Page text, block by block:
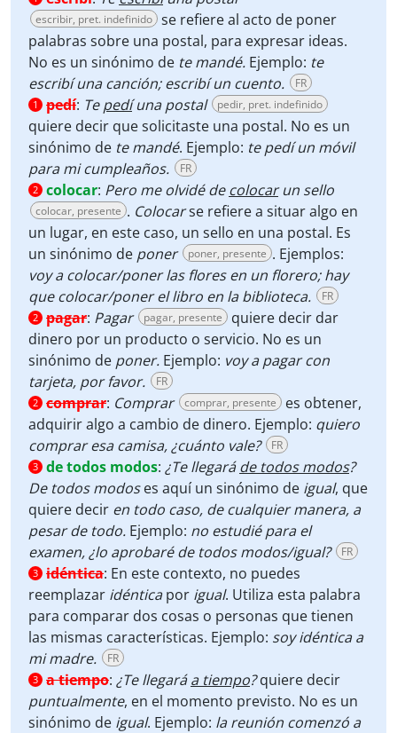
escribir, pret. indefinido se refiere al acto de poner
palabras sobre una postal, para expresar ideas.
No es un sinónimo de te mandé. Ejemplo: te
escribí una canción; escribí un cuento.
FR
1 pedí: Tepedíuna postal pedir, pret. indefinido
quiere decir que solicitaste una postal. No es un
sinónimo de te mandé. Ejemplo: te pedí un móvil
para mi cumpleaños.
FR
2 colocar: Pero me olvidé decolocarun sello
colocar, presente . Colocarse refiere a situar algo en
un lugar, en este caso, un sello en una postal. Es
un sinónimo de poner poner, presente . Ejemplos:
voy a colocar/poner las flores en un florero; hay
que colocar/poner el libro en la biblioteca.
FR
2 pagar: Pagar pagar, presente
quiere decir dar
dinero por un producto o servicio. No es un
sinónimo de poner. Ejemplo: voy a pagar con
tarjeta, por favor.
FR
2 comprar: Comprar comprar, presente
es obtener,
adquirir algo a cambio de dinero. Ejemplo: quiero
comprar esa camisa, ¿cuánto vale?
FR
3 de todos modos: ¿Te llegaráde todos modos?
De todos modoses aquí un sinónimo de igual, que
quiere decir en todo caso, de cualquier manera, a
pesar de todo. Ejemplo: no estudié para el
examen, ¿lo aprobaré de todos modos/igual?
FR
3 idéntica: En este contexto, no puedes
reemplazar idénticapor igual. Utiliza esta palabra
para comparar dos cosas o personas que tienen
las mismas características. Ejemplo: soy idéntica a
mi madre.
FR
3 a tiempo: ¿Te llegaráa tiempo?quiere decir
puntualmente, en el momento previsto. No es un
sinónimo de igual. Ejemplo: la reunión comenzó a